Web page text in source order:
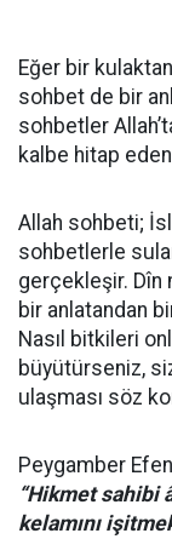
Eğer bir
sohbet de bir
sohbetler
kalbe hitap
Allah sohbeti;
sohbetlerle
gerçekleşir. Dîn
bir anlatandan
Nasıl bitkileri
büyütürseniz,
ulaşması söz
Peygamber
“Hikmet sahibi
kelamını